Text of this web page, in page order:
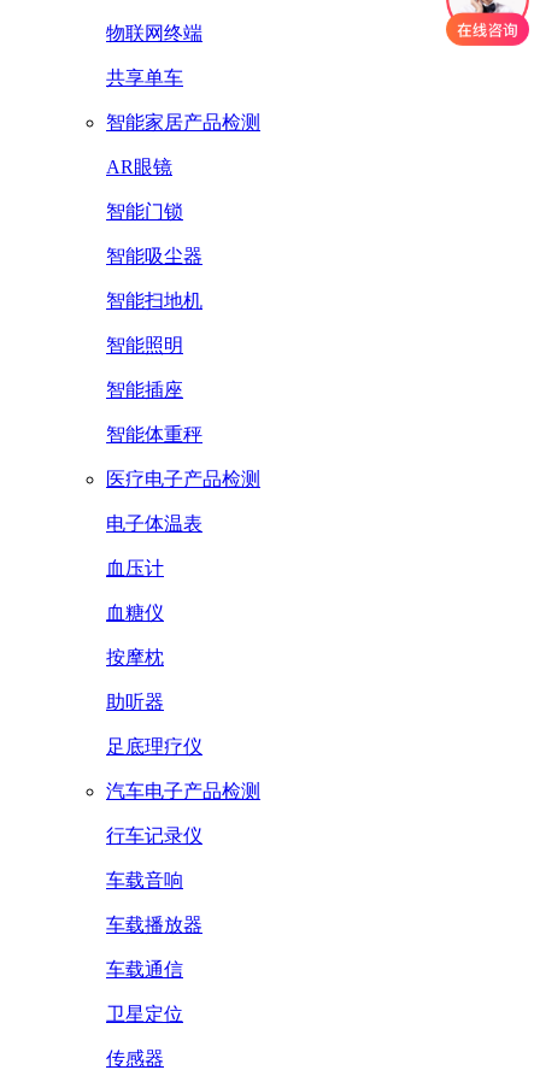
物联网终端
共享单车
智能家居产品检测
AR眼镜
智能门锁
智能吸尘器
智能扫地机
智能照明
智能插座
智能体重秤
医疗电子产品检测
电子体温表
血压计
血糖仪
按摩枕
助听器
足底理疗仪
汽车电子产品检测
行车记录仪
车载音响
车载播放器
车载通信
卫星定位
传感器